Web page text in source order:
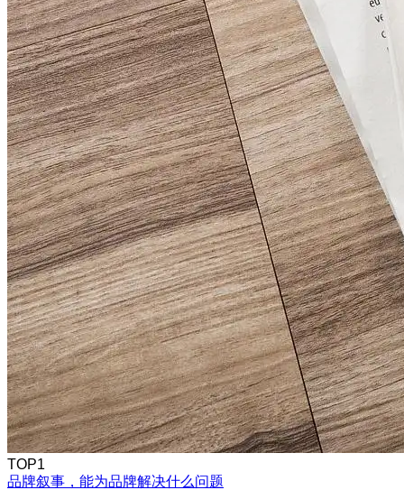
TOP1
品牌叙事，能为品牌解决什么问题